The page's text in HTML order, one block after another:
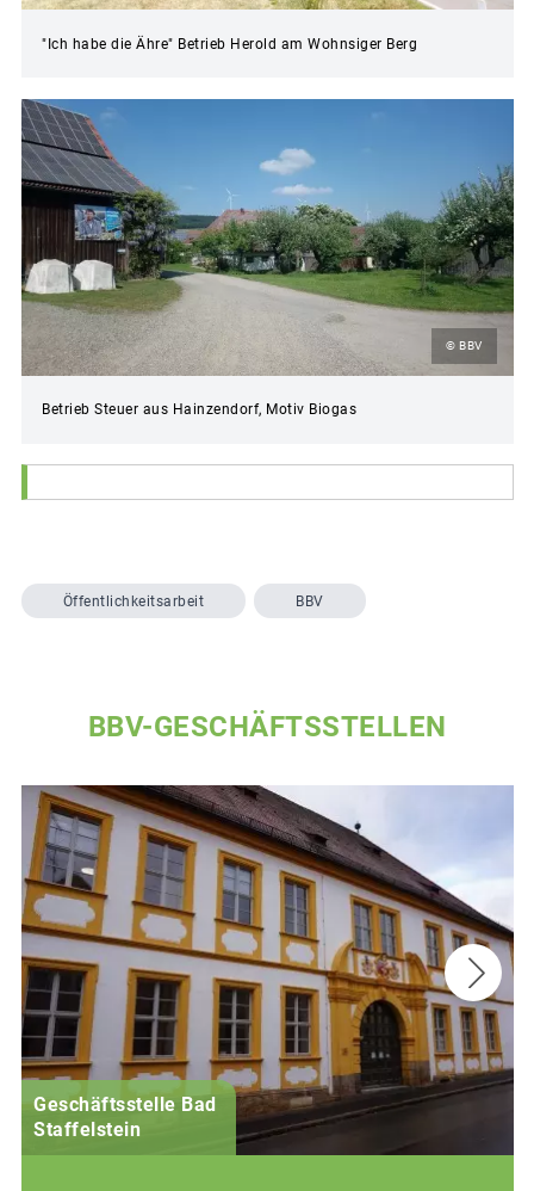
"Ich habe die Ähre" Betrieb Herold am Wohnsiger Berg
© BBV
Betrieb Steuer aus Hainzendorf, Motiv Biogas
Öffentlichkeitsarbeit BBV
BBV-GESCHÄFTSSTELLEN
Geschäftsstelle Bad
Staffelstein